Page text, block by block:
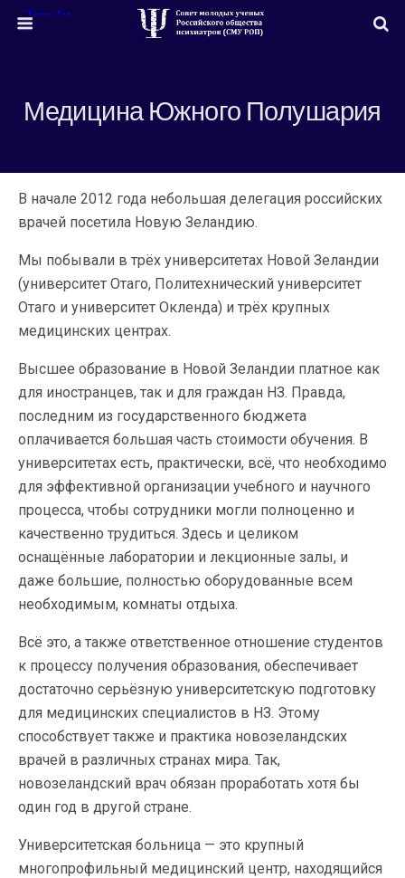
Медицина Южного Полушария
В начале 2012 года небольшая делегация российских
врачей посетила Новую Зеландию.
Мы побывали в трёх университетах Новой Зеландии
(университет Отаго, Политехнический университет
Отаго и университет Окленда) и трёх крупных
медицинских центрах.
Высшее образование в Новой Зеландии платное как
для иностранцев, так и для граждан НЗ. Правда,
последним из государственного бюджета
оплачивается большая часть стоимости обучения. В
университетах есть, практически, всё, что необходимо
для эффективной организации учебного и научного
процесса, чтобы сотрудники могли полноценно и
качественно трудиться. Здесь и целиком
оснащённые лаборатории и лекционные залы, и
даже большие, полностью оборудованные всем
необходимым, комнаты отдыха.
Всё это, а также ответственное отношение студентов
к процессу получения образования, обеспечивает
достаточно серьёзную университетскую подготовку
для медицинских специалистов в НЗ. Этому
способствует также и практика новозеландских
врачей в различных странах мира. Так,
новозеландский врач обязан проработать хотя бы
один год в другой стране.
Университетская больница — это крупный
многопрофильный медицинский центр, находящийся